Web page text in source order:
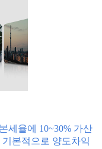
세율에 10~30% 가산
본적으로 양도차익